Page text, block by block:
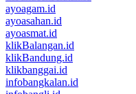
ayoagam.id
ayoasahan.id
ayoasmat.id
klikBalangan.id
klikBandung.id
klikbanggai.id
infobangkalan.id